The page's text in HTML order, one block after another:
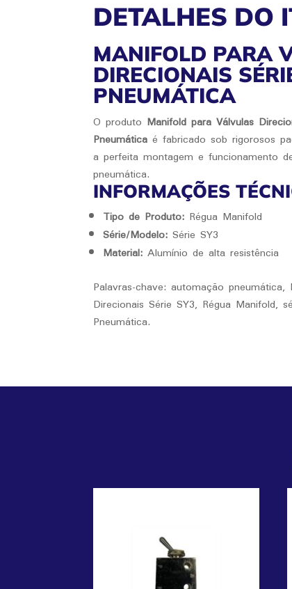
DETALHES DO
MANIFOLD PARA
DIRECIONAIS
PNEUMÁTICA
O produto Manifold para Válvulas
Pneumática é fabricado sob rigorosos
a perfeita montagem e funcionamento
pneumática.
INFORMAÇÕES
Tipo de Produto: Régua Manifold
Série/Modelo: Série SY3
Material: Alumínio de alta resistência
Palavras-chave: automação
Direcionais Série SY3, Régua Manifold,
Pneumática.